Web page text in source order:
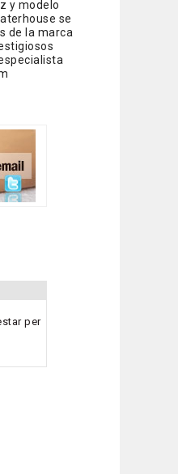
y modelo
se
de la marca
per